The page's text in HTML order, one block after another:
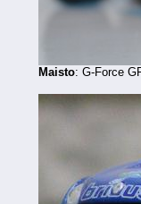
Maisto: G-Force